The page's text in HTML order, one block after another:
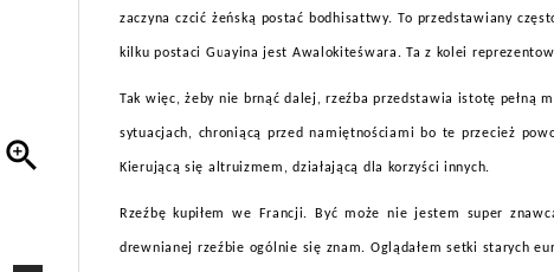

zaczyna czcić żeńską postać bodhisattwy. To przedstawiany
kilku postaci Guayina jest Awalokiteśwara. Ta z kolei
Tak więc, żeby nie brnąć dalej, rzeźba przedstawia istotę pełną
sytuacjach, chroniącą przed namiętnościami bo te przecież
Kierującą się altruizmem, działającą dla korzyści innych.
Rzeźbę kupiłem we Francji. Być może nie jestem super
drewnianej rzeźbie ogólnie się znam. Oglądałem setki starych